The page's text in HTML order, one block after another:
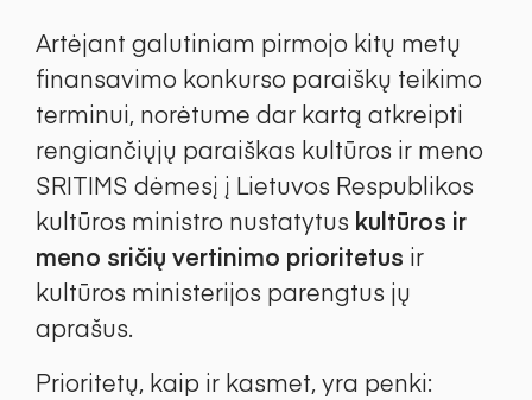
Artėjant galutiniam pirmojo kitų metų
finansavimo konkurso paraiškų teikimo
terminui, norėtume dar kartą atkreipti
rengiančiųjų paraiškas kultūros ir meno
SRITIMS dėmesį į Lietuvos Respublikos
kultūros ministro nustatytus kultūros ir
meno sričių vertinimo prioritetus ir
kultūros ministerijos parengtus jų
aprašus.
Prioritetų, kaip ir kasmet, yra penki: